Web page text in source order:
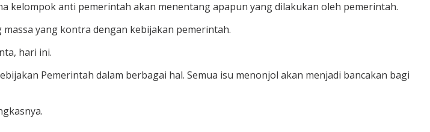
kelompok anti pemerintah akan menentang apapun yang dilakukan oleh pemerintah.
yang kontra dengan kebijakan pemerintah.
hari ini.
Pemerintah dalam berbagai hal. Semua isu menonjol akan menjadi bancakan bagi